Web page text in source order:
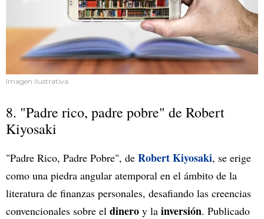
Imagen ilustrativa.
8. "Padre rico, padre pobre" de Robert
Kiyosaki
"Padre Rico, Padre Pobre", de Robert Kiyosaki, se erige
como una piedra angular atemporal en el ámbito de la
literatura de finanzas personales, desafiando las creencias
convencionales sobre el dinero y la inversión. Publicado